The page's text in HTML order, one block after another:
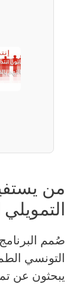
من
صُمم
التونسي
يبحثون عن